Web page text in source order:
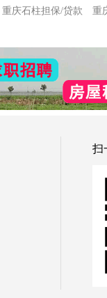
重庆石柱担保/贷款 重
扫